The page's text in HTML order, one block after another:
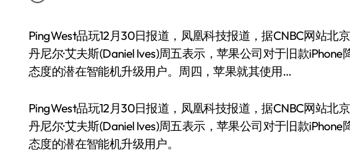
PingWest品玩12月30日报道，凤凰科技报道，据CNBC网站北京时间12月30日消息，科技分析师
丹尼尔·艾夫斯(Daniel Ives)周五表示，苹果公司对于旧款
态度的潜在智能机升级用户。周四，苹果就其使用…
PingWest品玩12月30日报道，凤凰科技报道，据CNBC网站北
丹尼尔·艾夫斯(Daniel Ives)周五表示，苹果公司对于旧款
态度的潜在智能机升级用户。